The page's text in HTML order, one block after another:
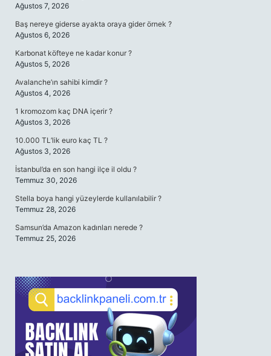
Ağustos 7, 2026
Baş nereye giderse ayakta oraya gider örnek ?
Ağustos 6, 2026
Karbonat köfteye ne kadar konur ?
Ağustos 5, 2026
Avalanche’ın sahibi kimdir ?
Ağustos 4, 2026
1 kromozom kaç DNA içerir ?
Ağustos 3, 2026
10.000 TL’lik euro kaç TL ?
Ağustos 3, 2026
İstanbul’da en son hangi ilçe il oldu ?
Temmuz 30, 2026
Stella boya hangi yüzeylerde kullanılabilir ?
Temmuz 28, 2026
Samsun’da Amazon kadınları nerede ?
Temmuz 25, 2026